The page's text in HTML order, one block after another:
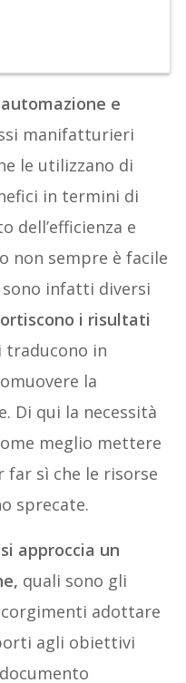
e
manifatturieri
le utilizzano di
in termini di
dell’efficienza e
non sempre è facile
infatti diversi
i risultati
traducono in
la
Di qui la necessità
meglio mettere
sì che le risorse
sprecate.
approccia un
quali sono gli
adottare
agli obiettivi